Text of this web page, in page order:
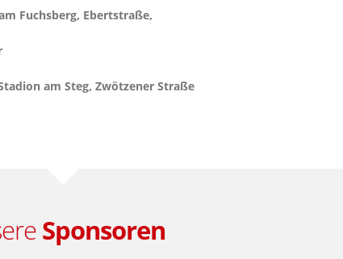
Fuchsberg, Ebertstraße,
am Steg, Zwötzener Straße
Sponsoren